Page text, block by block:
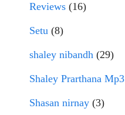
Reviews (16)
Setu (8)
shaley nibandh (29)
Shaley Prarthana Mp3
Shasan nirnay (3)